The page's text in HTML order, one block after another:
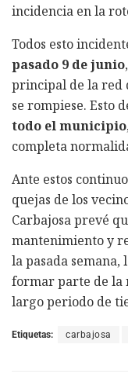
incidencia en la
Todos esto
pasado 9 de junio
principal de la red
se rompiese. Esto
todo el municipio
completa
Ante estos
quejas de los
Carbajosa prevé
mantenimiento y
la pasada
formar parte de la
largo periodo de
Etiquetas: carbajosa